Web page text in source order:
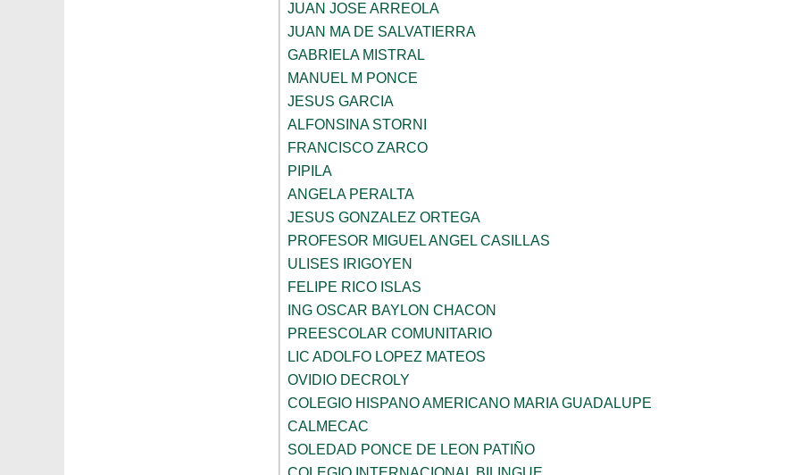
JUAN JOSE ARREOLA
JUAN MA DE SALVATIERRA
GABRIELA MISTRAL
MANUEL M PONCE
JESUS GARCIA
ALFONSINA STORNI
FRANCISCO ZARCO
PIPILA
ANGELA PERALTA
JESUS GONZALEZ ORTEGA
PROFESOR MIGUEL ANGEL CASILLAS
ULISES IRIGOYEN
FELIPE RICO ISLAS
ING OSCAR BAYLON CHACON
PREESCOLAR COMUNITARIO
LIC ADOLFO LOPEZ MATEOS
OVIDIO DECROLY
COLEGIO HISPANO AMERICANO MARIA GUADALUPE
CALMECAC
SOLEDAD PONCE DE LEON PATIÑO